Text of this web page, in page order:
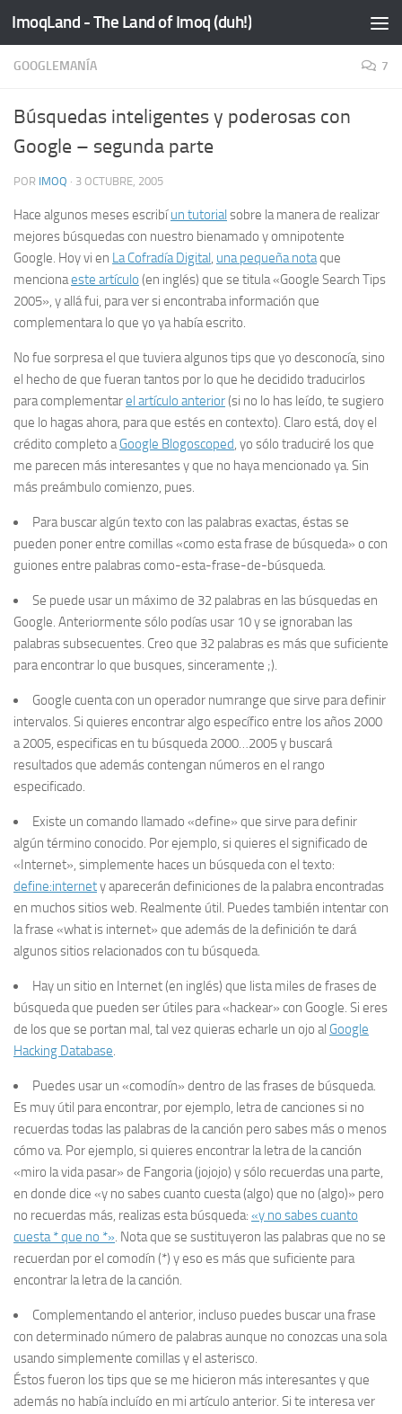
Saltar al contenido
ImoqLand - The Land of Imoq (duh!)
GOOGLEMANÍA 7
Búsquedas inteligentes y poderosas con
Google – segunda parte
POR IMOQ · 3 OCTUBRE, 2005
Hace algunos meses escribíun tutorial sobre la manera de realizar
mejores búsquedas con nuestro bienamado y omnipotente
Google. Hoy vi en La Cofradía Digital, una pequeña notaque
mencionaeste artículo (en inglés) que se titula «Google Search Tips
2005», y allá fui, para ver si encontraba información que
complementara lo que yo ya había escrito.
No fue sorpresa el que tuviera algunostipsque yo desconocía, sino
el hecho de que fueran tantos por lo que he decidido traducirlos
para complementarel artículo anterior(si no lo has leído, te sugiero
que lo hagas ahora, para que estés en contexto). Claro está, doy el
crédito completo aGoogle Blogoscoped, yo sólo traduciré los que
me parecen más interesantes y que no haya mencionado ya. Sin
más preámbulo comienzo, pues.
Para buscar algún texto con las palabras exactas, éstas se
pueden poner entre comillas«como esta frase de búsqueda» o con
guiones entre palabrascomo-esta-frase-de-búsqueda.
Se puede usar un máximo de 32 palabrasen las búsquedas en
Google. Anteriormente sólo podías usar 10 y se ignoraban las
palabras subsecuentes. Creo que 32 palabras es más que suficiente
para encontrar lo que busques, sinceramente ;).
Google cuenta con un operador numrange que sirve para definir
intervalos. Si quieres encontrar algo específico entre los años 2000
a 2005, especificas en tu búsqueda2000…2005y buscará
resultados que además contengan números en el rango
especificado.
Existe un comando llamado «define» que sirve para definir
algún término conocido. Por ejemplo, si quieres el significado de
«Internet», simplemente haces un búsqueda con el texto:
define:internety aparecerán definiciones de la palabra encontradas
en muchos sitios web. Realmente útil. Puedes también intentar con
la frase «what is internet» que además de la definición te dará
algunos sitios relacionados con tu búsqueda.
Hay un sitio en Internet (en inglés) que lista miles de frases de
búsqueda que pueden ser útiles para «hackear» con Google. Si eres
de los que se portan mal, tal vez quieras echarle un ojo al Google
Hacking Database.
Puedes usar un «comodín» dentro de las frases de búsqueda.
Es muy útil para encontrar, por ejemplo, letra de canciones si no
recuerdas todas las palabras de la canción pero sabes más o menos
cómo va. Por ejemplo, si quieres encontrar la letra de la canción
«miro la vida pasar» de Fangoria (jojojo) y sólo recuerdas una parte,
en donde dice «y no sabes cuanto cuesta (algo) que no (algo)» pero
no recuerdas más, realizas esta búsqueda: «y no sabes cuanto
cuesta * que no *». Nota que se sustituyeron las palabras que no se
recuerdan por el comodín (*) y eso es más que suficiente para
encontrar la letra de la canción.
Complementando el anterior, incluso puedes buscar una frase
con determinado número de palabras aunque no conozcas una sola
usando simplemente comillas y el asterisco.
Éstos fueron lostipsque se me hicieron más interesantes y que
además no había incluído en mi artículo anterior. Si te interesa ver